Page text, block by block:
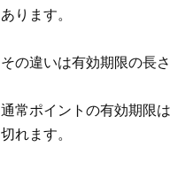
あります。
その違いは有効期限の長さ
通常ポイントの有効期限
切れます。